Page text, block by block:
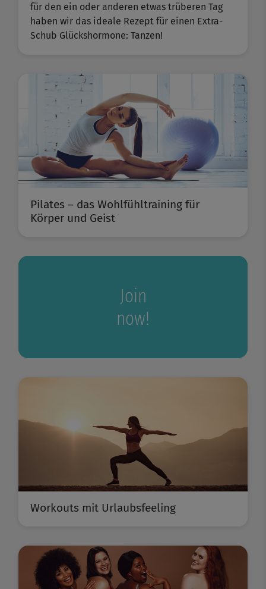
für den ein oder anderen etwas trüberen Tag
haben wir das ideale Rezept für einen Extra-
Schub Glückshormone: Tanzen!
Pilates – das Wohlfühltraining für
Körper und Geist
Join
now!
Workouts mit Urlaubsfeeling